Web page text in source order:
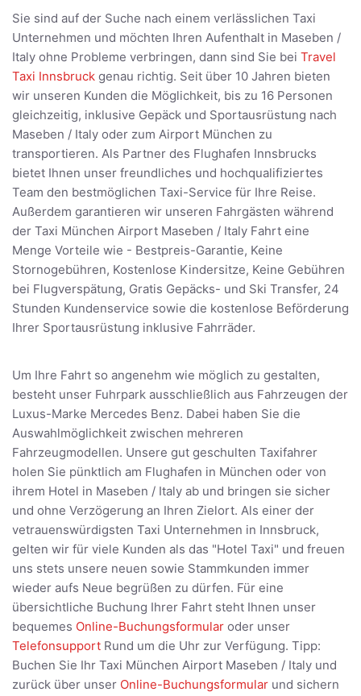
Sie sind auf der Suche nach einem verlässlichen Taxi
Unternehmen und möchten Ihren Aufenthalt in Maseben /
Italy ohne Probleme verbringen, dann sind Sie bei Travel
Taxi Innsbruck genau richtig. Seit über 10 Jahren bieten
wir unseren Kunden die Möglichkeit, bis zu 16 Personen
gleichzeitig, inklusive Gepäck und Sportausrüstung nach
Maseben / Italy oder zum Airport München zu
transportieren. Als Partner des Flughafen Innsbrucks
bietet Ihnen unser freundliches und hochqualifiziertes
Team den bestmöglichen Taxi-Service für Ihre Reise.
Außerdem garantieren wir unseren Fahrgästen während
der Taxi München Airport Maseben / Italy Fahrt eine
Menge Vorteile wie - Bestpreis-Garantie, Keine
Stornogebühren, Kostenlose Kindersitze, Keine Gebühren
bei Flugverspätung, Gratis Gepäcks- und Ski Transfer, 24
Stunden Kundenservice sowie die kostenlose Beförderung
Ihrer Sportausrüstung inklusive Fahrräder.
Um Ihre Fahrt so angenehm wie möglich zu gestalten,
besteht unser Fuhrpark ausschließlich aus Fahrzeugen der
Luxus-Marke Mercedes Benz. Dabei haben Sie die
Auswahlmöglichkeit zwischen mehreren
Fahrzeugmodellen. Unsere gut geschulten Taxifahrer
holen Sie pünktlich am Flughafen in München oder von
ihrem Hotel in Maseben / Italy ab und bringen sie sicher
und ohne Verzögerung an Ihren Zielort. Als einer der
vetrauenswürdigsten Taxi Unternehmen in Innsbruck,
gelten wir für viele Kunden als das "Hotel Taxi" und freuen
uns stets unsere neuen sowie Stammkunden immer
wieder aufs Neue begrüßen zu dürfen. Für eine
übersichtliche Buchung Ihrer Fahrt steht Ihnen unser
bequemes Online-Buchungsformular oder unser
Telefonsupport Rund um die Uhr zur Verfügung. Tipp:
Buchen Sie Ihr Taxi München Airport Maseben / Italy und
zurück über unser Online-Buchungsformular und sichern